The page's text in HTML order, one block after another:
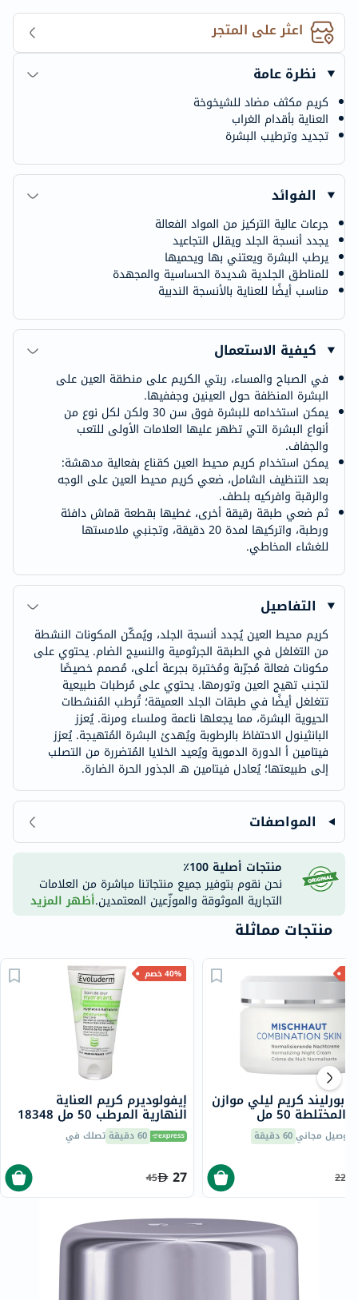
اعثر على المتجر
نظرة عامة
كريم مكثف مضاد للشيخوخة
العناية بأقدام الغراب
تجديد وترطيب البشرة
الفوائد
جرعات عالية التركيز من المواد الفعالة
يجدد أنسجة الجلد ويقلل التجاعيد
يرطب البشرة ويعتني بها ويحميها
للمناطق الجلدية شديدة الحساسية والمجهدة
مناسب أيضًا للعناية بالأنسجة الندبية
كيفية الاستعمال
في الصباح والمساء، ربتي الكريم على منطقة العين على
البشرة المنظفة حول العينين وجففيها.
يمكن استخدامه للبشرة فوق سن 30 ولكن لكل نوع من
أنواع البشرة التي تظهر عليها العلامات الأولى للتعب
والجفاف.
يمكن استخدام كريم محيط العين كقناع بفعالية مدهشة:
بعد التنظيف الشامل، ضعي كريم محيط العين على الوجه
والرقبة وافركيه بلطف.
ثم ضعي طبقة رقيقة أخرى، غطيها بقطعة قماش دافئة
ورطبة، واتركيها لمدة 20 دقيقة، وتجنبي ملامستها
للغشاء المخاطي.
التفاصيل
كريم محيط العين يُجدد أنسجة الجلد، ويُمكّن المكونات النشطة
من التغلغل في الطبقة الجرثومية والنسيج الضام. يحتوي على
مكونات فعالة مُجرّبة ومُختبرة بجرعة أعلى، مُصمم خصيصًا
لتجنب تهيج العين وتورمها. يحتوي على مُرطبات طبيعية
تتغلغل أيضًا في طبقات الجلد العميقة؛ تُرطب المُنشطات
الحيوية البشرة، مما يجعلها ناعمة وملساء ومرنة. يُعزز
البانثينول الاحتفاظ بالرطوبة ويُهدئ البشرة المُتهيجة. يُعزز
فيتامين أ الدورة الدموية ويُعيد الخلايا المُتضررة من التصلب
إلى طبيعتها؛ يُعادل فيتامين هـ الجذور الحرة الضارة.
المواصفات
منتجات أصلية 100٪
نحن نقوم بتوفير جميع منتجاتنا مباشرة من العلامات
التجارية الموثوقة والموزّعين المعتمدين.أظهر المزيد
منتجات مماثلة
40% خصم
إيفولوديرم كريم العناية
النهارية المرطب 50 مل 18348
60 دقيقة تصلك في
27
45
بورليند كريم ليلي موازن
50 مل
توصيل مجاني60 دقيقة
225